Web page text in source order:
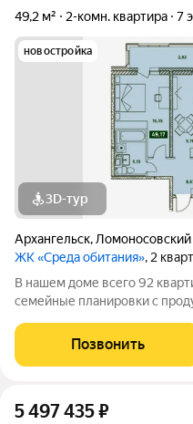
49,2 м² 2-комн. квартира 7
новостройка
3D-тур
Архангельск, Ломоносовский
ЖК «Среда обитания», 2
В нашем доме всего 92
семейные планировки с
Просторные лобби и проходные
территория с классным
Позвонить
5 497 435₽